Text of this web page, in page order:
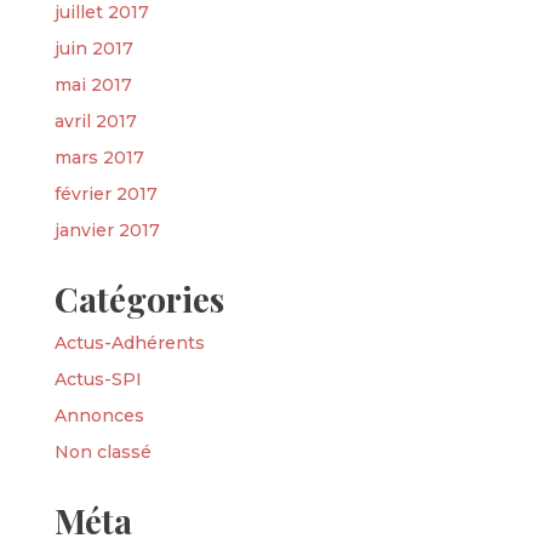
juillet 2017
juin 2017
mai 2017
avril 2017
mars 2017
février 2017
janvier 2017
Catégories
Actus-Adhérents
Actus-SPI
Annonces
Non classé
Méta